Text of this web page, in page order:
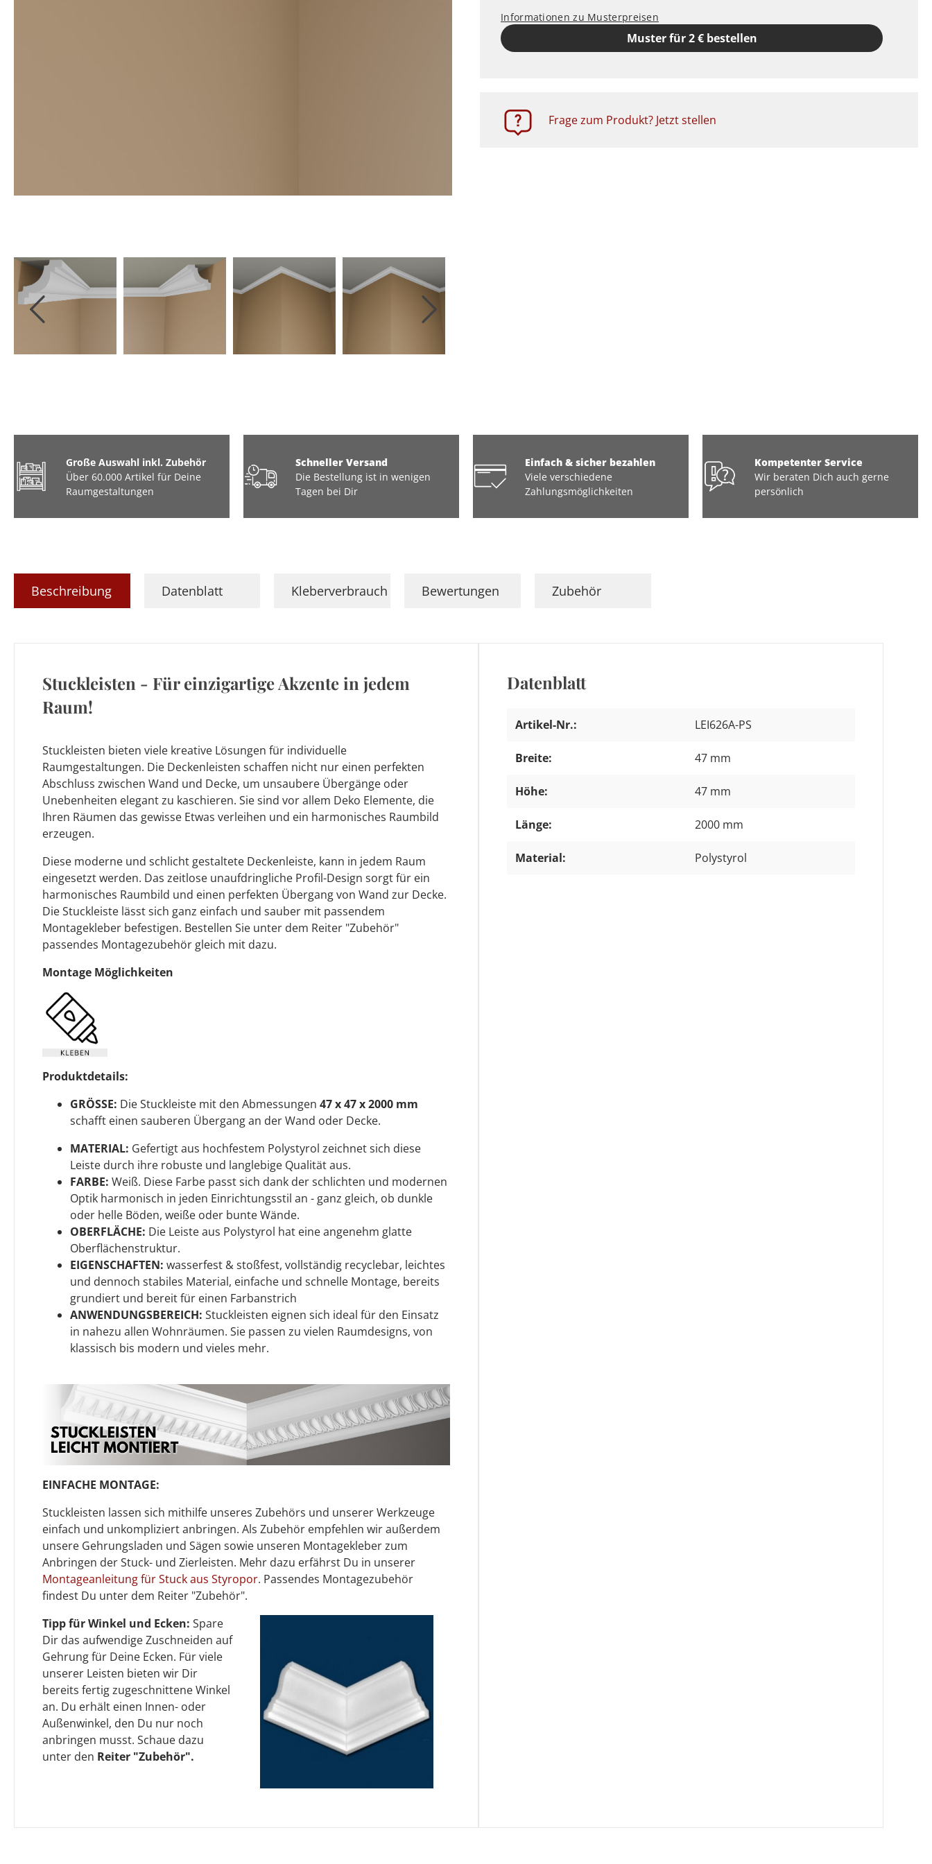
Informationen zu Musterpreisen
Muster für 2 € bestellen
Frage zum Produkt? Jetzt stellen
Große Auswahl inkl. Zubehör
Über 60.000 Artikel für Deine
Raumgestaltungen
Schneller Versand
Die Bestellung ist in wenigen
Tagen bei Dir
Einfach & sicher bezahlen
Viele verschiedene
Zahlungsmöglichkeiten
Kompetenter Service
Wir beraten Dich auch gerne
persönlich
Beschreibung Datenblatt Kleberverbrauch Bewertungen Zubehör
Stuckleisten - Für einzigartige Akzente in jedem
Raum!
Stuckleisten bieten viele kreative Lösungen für individuelle
Raumgestaltungen. Die Deckenleisten schaffen nicht nur einen perfekten
Abschluss zwischen Wand und Decke, um unsaubere Übergänge oder
Unebenheiten elegant zu kaschieren. Sie sind vor allem Deko Elemente, die
Ihren Räumen das gewisse Etwas verleihen und ein harmonisches Raumbild
erzeugen.
Diese moderne und schlicht gestaltete Deckenleiste, kann in jedem Raum
eingesetzt werden. Das zeitlose unaufdringliche Profil-Design sorgt für ein
harmonisches Raumbild und einen perfekten Übergang von Wand zur Decke.
Die Stuckleiste lässt sich ganz einfach und sauber mit passendem
Montagekleber befestigen. Bestellen Sie unter dem Reiter "Zubehör"
passendes Montagezubehör gleich mit dazu.
Montage Möglichkeiten
Produktdetails:
GRÖSSE: Die Stuckleiste mit den Abmessungen 47 x 47 x 2000 mm
schafft einen sauberen Übergang an der Wand oder Decke.
MATERIAL: Gefertigt aus hochfestem Polystyrol zeichnet sich diese
Leiste durch ihre robuste und langlebige Qualität aus.
FARBE: Weiß. Diese Farbe passt sich dank der schlichten und modernen
Optik harmonisch in jeden Einrichtungsstil an - ganz gleich, ob dunkle
oder helle Böden, weiße oder bunte Wände.
OBERFLÄCHE: Die Leiste aus Polystyrol hat eine angenehm glatte
Oberflächenstruktur.
EIGENSCHAFTEN: wasserfest & stoßfest, vollständig recyclebar, leichtes
und dennoch stabiles Material, einfache und schnelle Montage, bereits
grundiert und bereit für einen Farbanstrich
ANWENDUNGSBEREICH: Stuckleisten eignen sich ideal für den Einsatz
in nahezu allen Wohnräumen. Sie passen zu vielen Raumdesigns, von
klassisch bis modern und vieles mehr.
EINFACHE MONTAGE:
Stuckleisten lassen sich mithilfe unseres Zubehörs und unserer Werkzeuge
einfach und unkompliziert anbringen. Als Zubehör empfehlen wir außerdem
unsere Gehrungsladen und Sägen sowie unseren Montagekleber zum
Anbringen der Stuck- und Zierleisten. Mehr dazu erfährst Du in unserer
Montageanleitung für Stuck aus Styropor. Passendes Montagezubehör
findest Du unter dem Reiter "Zubehör".
Tipp für Winkel und Ecken: Spare
Dir das aufwendige Zuschneiden auf
Gehrung für Deine Ecken. Für viele
unserer Leisten bieten wir Dir
bereits fertig zugeschnittene Winkel
an. Du erhält einen Innen- oder
Außenwinkel, den Du nur noch
anbringen musst. Schaue dazu
unter den Reiter "Zubehör".
Datenblatt
Artikel-Nr.: LEI626A-PS
Breite: 47 mm
Höhe: 47 mm
Länge: 2000 mm
Material: Polystyrol